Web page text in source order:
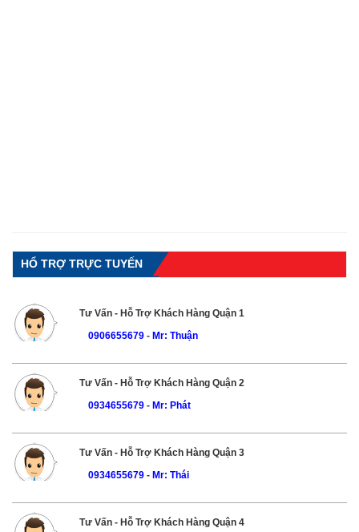
HỔ TRỢ TRỰC TUYẾN
Tư Vấn - Hỗ Trợ Khách Hàng Quận 1
0906655679 - Mr: Thuận
Tư Vấn - Hỗ Trợ Khách Hàng Quận 2
0934655679- Mr: Phát
Tư Vấn - Hỗ Trợ Khách Hàng Quận 3
0934655679- Mr: Thái
Tư Vấn - Hỗ Trợ Khách Hàng Quận 4